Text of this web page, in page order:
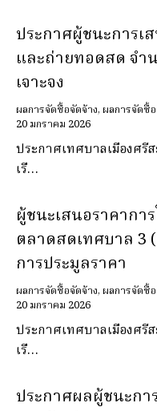
ประกาศผู้ชนะการเ
และถ่ายทอดสด จํา
เจาะจง
ผลการจัดซื้อจัดจ้าง,ผลการจัดซื้
20 มกราคม 2026
ประกาศเทศบาลเมืองศรี
เรื…
ผู้ชนะเสนอราคากา
ตลาดสดเทศบาล 3
การประมูลราคา
ผลการจัดซื้อจัดจ้าง,ผลการจัดซื้
20 มกราคม 2026
ประกาศเทศบาลเมืองศรี
เรื…
ประกาศผลผู้ชนะกา